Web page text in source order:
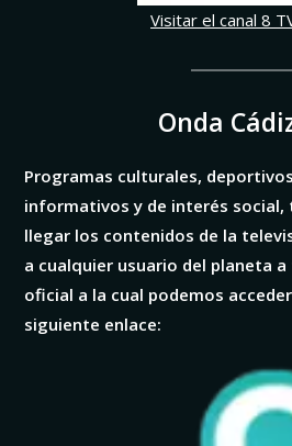
Visitar el canal 8
Onda
Programas culturales,
informativos y de interés social,
llegar los contenidos de la
a cualquier usuario del planeta a
oficial a la cual podemos
siguiente enlace: